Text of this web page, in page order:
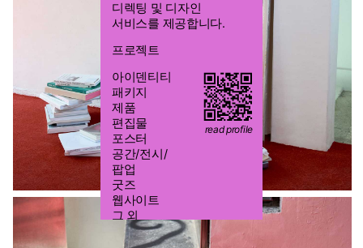
디렉팅 및 디자인
서비스를 제공합니다.
프로젝트
아이덴티티
패키지
제품
편집물
포스터
공간/전시/
팝업
굿즈
웹사이트
그 외
read profile
그래픽 디자이너
2026/08/9 13:11:02
yeoleum.kr@gmail.com